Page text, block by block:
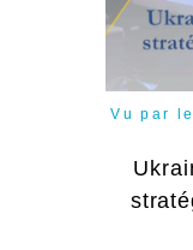
Vu par